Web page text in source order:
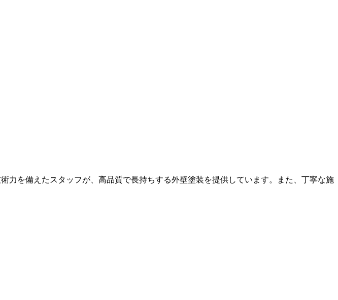
を備えたスタッフが、高品質で長持ちする外壁塗装を提供しています。また、丁寧な施